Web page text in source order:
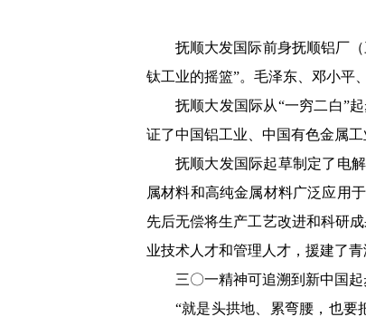
抚顺大发国际前身抚顺铝厂
钛工业的摇篮”。毛泽东、邓小平
抚顺大发国际从“一穷二白”
证了中国铝工业、中国有色金属
抚顺大发国际起草制定了电
属材料和高纯金属材料广泛应用
先后无偿将生产工艺改进和科研
业技术人才和管理人才，援建了
三〇一精神可追溯到新中国起
“就是头拱地、累弯腰，也要